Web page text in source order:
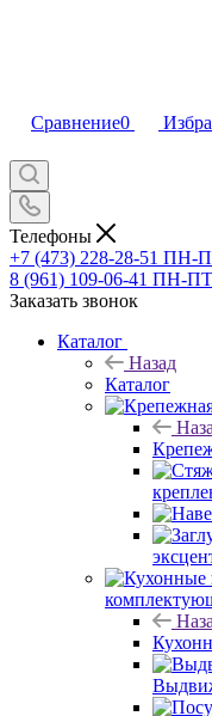
Сравнение0
Телефоны
+7 (473) 228-28-51 ПН-
8 (961) 109-06-41 ПН-ПТ
Заказать звонок
Каталог
Назад
Каталог